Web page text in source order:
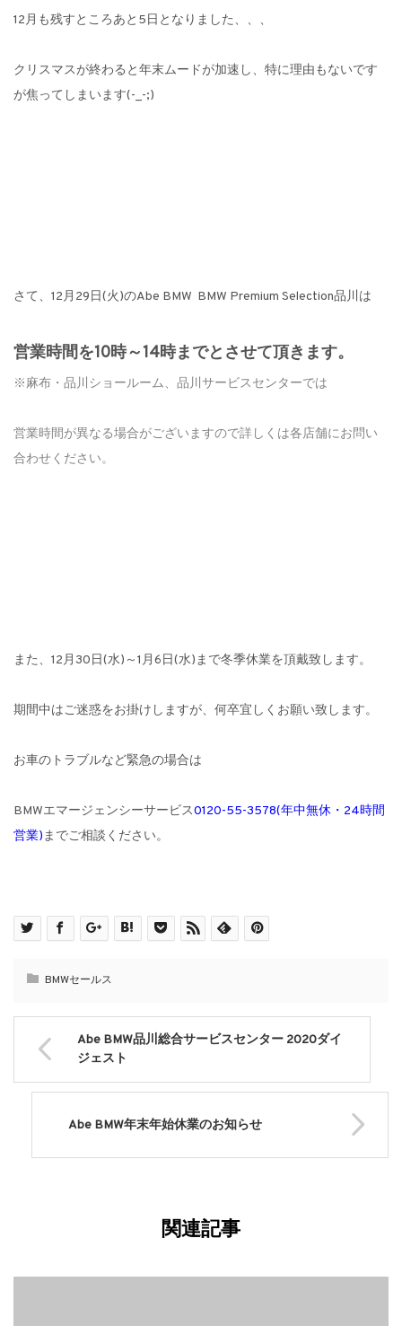
12月も残すところあと5日となりました、、、
クリスマスが終わると年末ムードが加速し、特に理由もないです
が焦ってしまいます(-_-;)
さて、12月29日(火)のAbe BMW BMW Premium Selection品川は
営業時間を10時～14時までとさせて頂きます。
※麻布・品川ショールーム、品川サービスセンターでは
営業時間が異なる場合がございますので詳しくは各店舗にお問い
合わせください。
また、12月30日(水)～1月6日(水)まで冬季休業を頂戴致します。
期間中はご迷惑をお掛けしますが、何卒宜しくお願い致します。
お車のトラブルなど緊急の場合は
BMWエマージェンシーサービス0120-55-3578(年中無休・24時間
営業)までご相談ください。
BMWセールス
Abe BMW品川総合サービスセンター 2020ダイ
ジェスト
Abe BMW年末年始休業のお知らせ
関連記事